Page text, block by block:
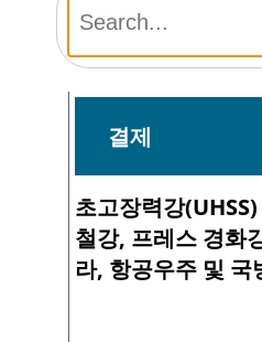
결제
초고장력강
철강, 프레스 경화
라, 항공우주 및